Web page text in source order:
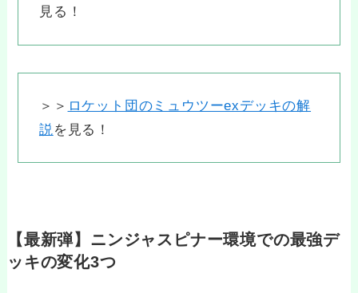
見る！
＞＞ ロケット団のミュウツーexデッキの解
説 を見る！
【最新弾】ニンジャスピナー環境での最強デ
ッキの変化3つ